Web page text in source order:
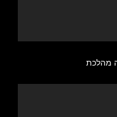
מהלכת